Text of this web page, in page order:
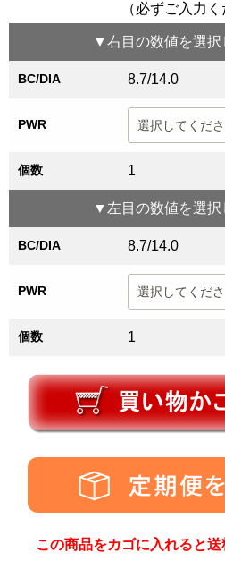
（必ずご入力く
▼右目 の数値を選
BC/DIA 8.7/14.0
PWR
個数 1
▼ 左目 の数値を選
BC/DIA 8.7/14.0
PWR
個数 1
この商品をカゴに入れると送